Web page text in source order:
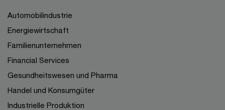
Automobilindustrie
Energiewirtschaft
Familienunternehmen
Financial Services
Gesundheitswesen und Pharma
Handel und Konsumgüter
Industrielle Produktion